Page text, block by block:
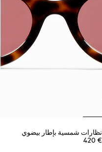
نظارات شمسية بإطار بيضوي
€ 420